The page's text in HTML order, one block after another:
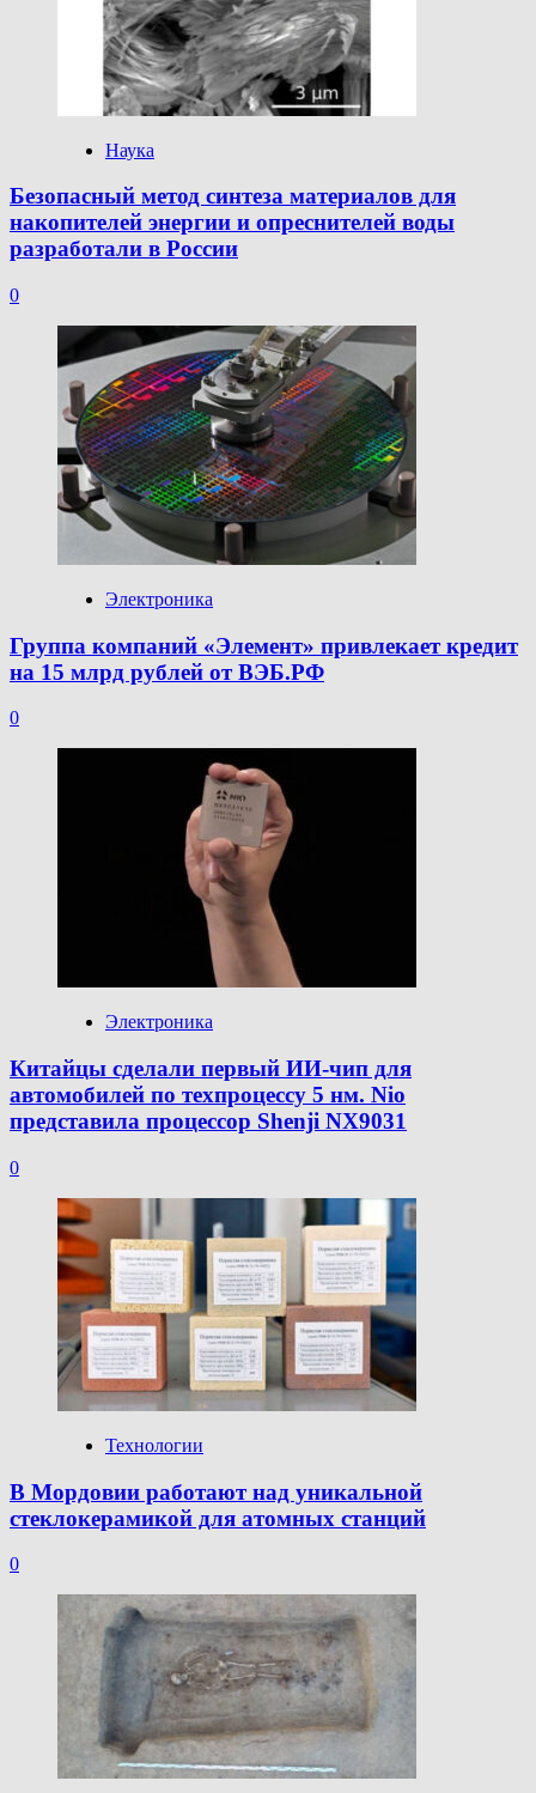
Наука
Безопасный метод синтеза материалов для
накопителей энергии и опреснителей воды
разработали в России
0
Электроника
Группа компаний «Элемент» привлекает кредит
на 15 млрд рублей от ВЭБ.РФ
0
Электроника
Китайцы сделали первый ИИ-чип для
автомобилей по техпроцессу 5 нм. Nio
представила процессор Shenji NX9031
0
Технологии
В Мордовии работают над уникальной
стеклокерамикой для атомных станций
0